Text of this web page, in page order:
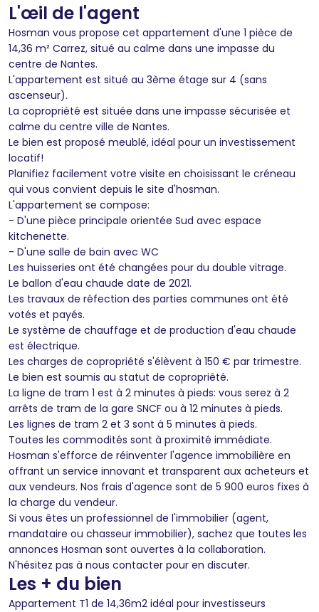
L'œil de l'agent
Hosman vous propose cet appartement d'une 1 pièce de
14,36 m² Carrez, situé au calme dans une impasse du
centre de Nantes.
L'appartement est situé au 3ème étage sur 4 (sans
ascenseur).
La copropriété est située dans une impasse sécurisée et
calme du centre ville de Nantes.
Le bien est proposé meublé, idéal pour un investissement
locatif!
Planifiez facilement votre visite en choisissant le créneau
qui vous convient depuis le site d'hosman.
L'appartement se compose:
- D'une pièce principale orientée Sud avec espace
kitchenette.
- D'une salle de bain avec WC
Les huisseries ont été changées pour du double vitrage.
Le ballon d'eau chaude date de 2021.
Les travaux de réfection des parties communes ont été
votés et payés.
Le système de chauffage et de production d'eau chaude
est électrique.
Les charges de copropriété s'élèvent à 150 € par trimestre.
Le bien est soumis au statut de copropriété.
La ligne de tram 1 est à 2 minutes à pieds: vous serez à 2
arrêts de tram de la gare SNCF ou à 12 minutes à pieds.
Les lignes de tram 2 et 3 sont à 5 minutes à pieds.
Toutes les commodités sont à proximité immédiate.
Hosman s'efforce de réinventer l'agence immobilière en
offrant un service innovant et transparent aux acheteurs et
aux vendeurs. Nos frais d'agence sont de 5 900 euros fixes à
la charge du vendeur.
Si vous êtes un professionnel de l'immobilier (agent,
mandataire ou chasseur immobilier), sachez que toutes les
annonces Hosman sont ouvertes à la collaboration.
N'hésitez pas à nous contacter pour en discuter.
Les + du bien
Appartement T1 de 14,36m2 idéal pour investisseurs